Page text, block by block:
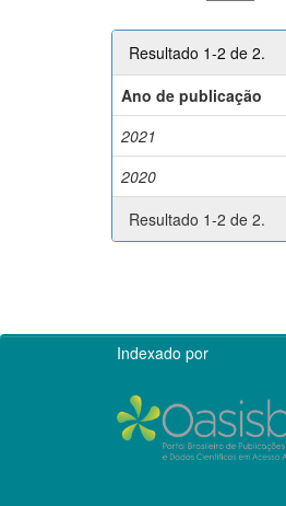
Resultado 1-2 de 2.
Ano de publicação
2021
2020
Resultado 1-2 de 2.
Indexado por